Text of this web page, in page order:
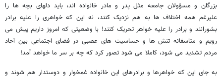
بزرگان و مسؤولان جامعه مثل پدر و مادر خانواده اند، باید دلهای بچه ها را
علیرغم همه اختلاف ها به هم نزدیک کنند، نه این که خواهری را علیه برادر
بشورانند و برادر را علیه خواهر تحریک کنند! با وضعیتی که امروز داریم پیش می
رویم و متاسفانه تنش ها و حساسیت های عصبی در فضای اجتماعی بین آحاد
مردم تشدید می شود، کاملا می شود تصور کرد که چه بر سر ما خواهد آمد!
به جای این که خواهرها و برادرهای این خانواده غمخوار و دوستدار هم شوند و